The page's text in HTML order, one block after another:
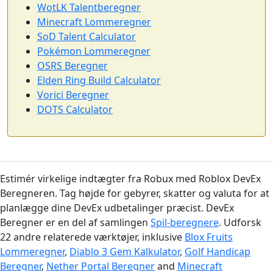
WotLK Talentberegner
Minecraft Lommeregner
SoD Talent Calculator
Pokémon Lommeregner
OSRS Beregner
Elden Ring Build Calculator
Vorici Beregner
DOTS Calculator
Estimér virkelige indtægter fra Robux med Roblox DevEx
Beregneren. Tag højde for gebyrer, skatter og valuta for at
planlægge dine DevEx udbetalinger præcist. DevEx
Beregner er en del af samlingen Spil-beregnere. Udforsk
22 andre relaterede værktøjer, inklusive Blox Fruits
Lommeregner, Diablo 3 Gem Kalkulator, Golf Handicap
Beregner, Nether Portal Beregnerand Minecraft